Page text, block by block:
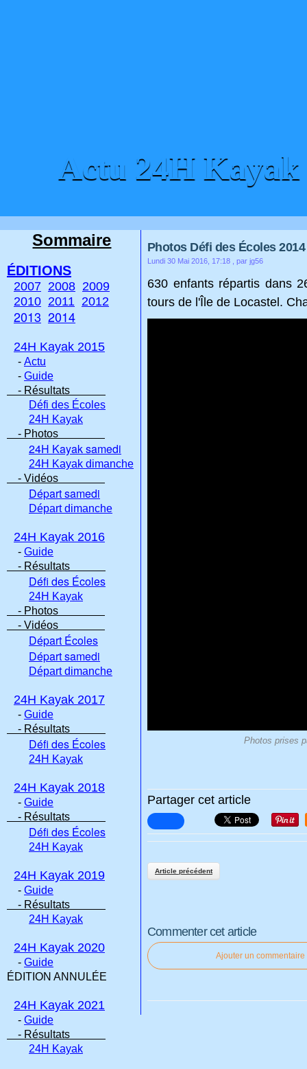
Actu 24H Kayak
Photos Défi des Écoles 2014
Lundi 30 Mai 2016, 17:18 , par jg56
630 enfants répartis dans
tours de l'Île de Locastel.
Photos prises
Partager cet article
Article précédent
Commenter cet article
Ajouter un commentaire
Sommaire
ÉDITIONS
2007 2008 2009
2010 2011 2012
2013 2014
24H Kayak 2015
- Actu
- Guide
- Résultats
Défi des Écoles
24H Kayak
- Photos
24H Kayak samedi
24H Kayak dimanche
- Vidéos
Départ samedi
Départ dimanche
24H Kayak 2016
- Guide
- Résultats
Défi des Écoles
24H Kayak
- Photos
- Vidéos
Départ Écoles
Départ samedi
Départ dimanche
24H Kayak 2017
- Guide
- Résultats
Défi des Écoles
24H Kayak
24H Kayak 2018
- Guide
- Résultats
Défi des Écoles
24H Kayak
24H Kayak 2019
- Guide
- Résultats
24H Kayak
24H Kayak 2020
- Guide
ÉDITION ANNULÉE
24H Kayak 2021
- Guide
- Résultats
24H Kayak